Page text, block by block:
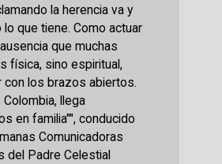
la herencia va y
que tiene. Como actuar
que muchas
física, sino espiritual,
con los brazos abiertos.
Colombia, llega
en familia"", conducido
Comunicadoras
del Padre Celestial